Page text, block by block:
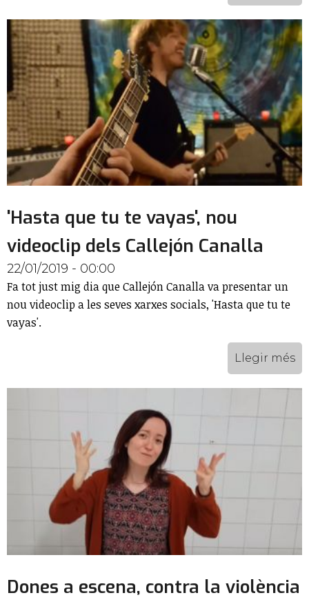
'Hasta que tu te vayas', nou
videoclip dels Callejón Canalla
22/01/2019 - 00:00
Fa tot just mig dia que Callejón Canalla va presentar un
nou videoclip a les seves xarxes socials, 'Hasta que tu te
vayas'.
Llegir més
Dones a escena, contra la violència